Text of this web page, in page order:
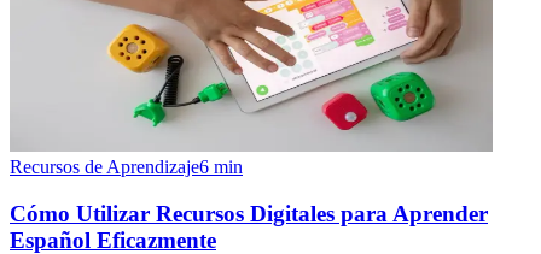
Recursos de Aprendizaje6 min
Cómo Utilizar Recursos Digitales para Aprender
Español Eficazmente